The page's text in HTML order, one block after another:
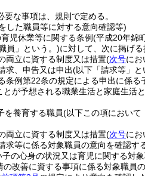
な事項は、規則で定める。
した職員等に対する意向確認等)
児休業等に関する条例(平成20年錦
員」という。)に対して、次に掲げる
両立に資する制度又は措置(次号にお
求、申告又は申出(以下「請求等」と
条例第22条の規定による申出に係
が予想される職業生活と家庭生活
を養育する職員(以下この項において
両立に資する制度又は措置(次号にお
求等に係る対象職員の意向を確認す
の心身の状況又は育児に関する対
改善に資する事項に係る対象職員